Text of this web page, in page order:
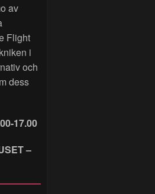
av
Flight
i
och
dess
17.00
–